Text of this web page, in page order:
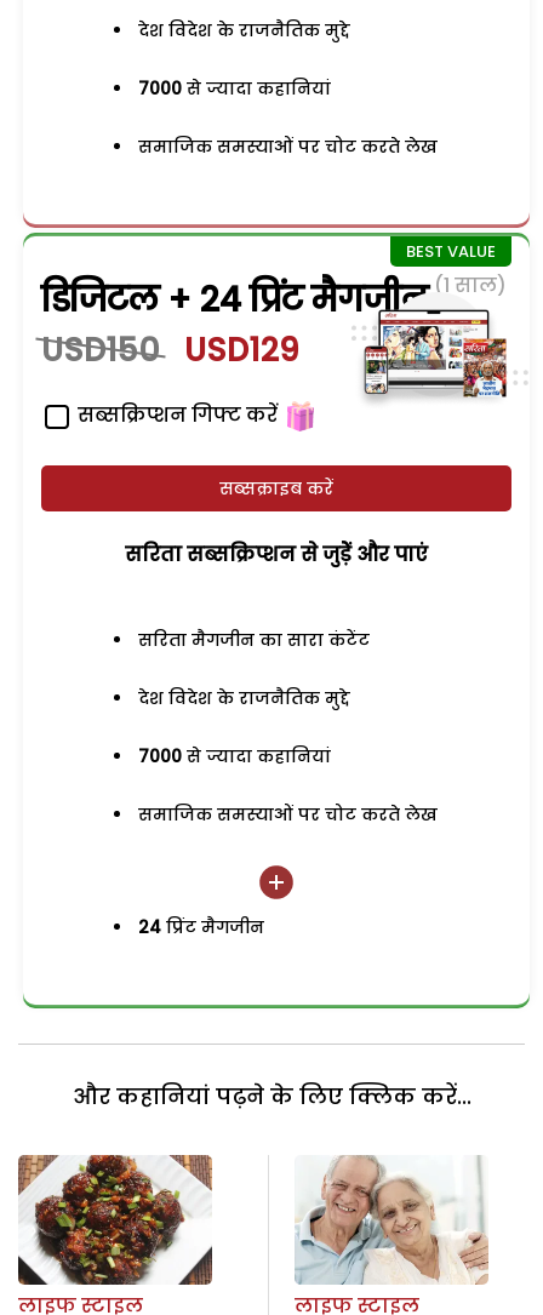
देश विदेश के राजनैतिक मुद्दे
7000 से ज्यादा कहानियां
समाजिक समस्याओं पर चोट करते लेख
डिजिटल + 24 प्रिंट मैगजीन (1 साल)
USD150 USD129
सब्सक्रिप्शन गिफ्ट करें
सब्सक्राइब करें
सरिता सब्सक्रिप्शन से जुड़ेें और पाएं
सरिता मैगजीन का सारा कंटेंट
देश विदेश के राजनैतिक मुद्दे
7000 से ज्यादा कहानियां
समाजिक समस्याओं पर चोट करते लेख
24 प्रिंट मैगजीन
और कहानियां पढ़ने के लिए क्लिक करें...
लाइफ स्टाइल
लाइफ स्टाइल